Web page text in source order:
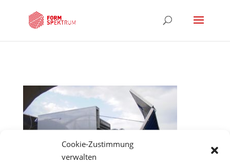
Cookie-Zustimmung
verwalten